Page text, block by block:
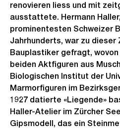
renovieren liess und mit
ausstattete. Hermann
prominentesten Schweizer
Jahrhunderts, war zu dieser
Bauplastiker gefragt,
beiden Aktfiguren aus
Biologischen Institut der
Marmorfiguren im
1927 datierte «Liegende»
Haller-Atelier im Zürcher
Gipsmodell, das ein